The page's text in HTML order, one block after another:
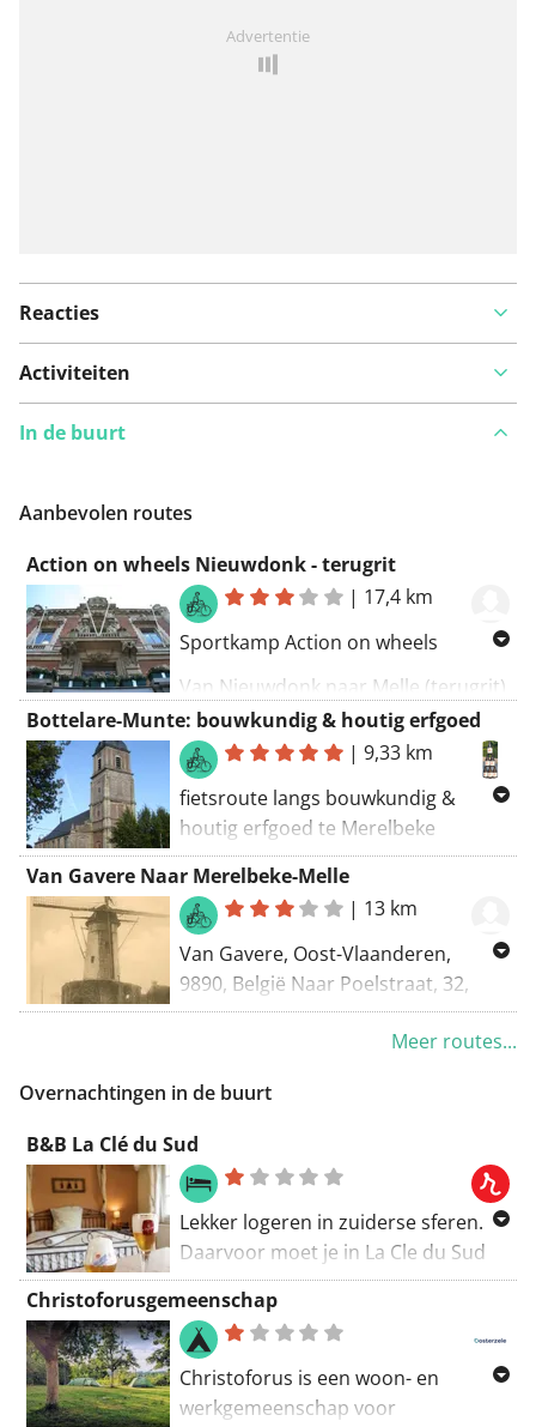
Advertentie
Reacties
Activiteiten
In de buurt
Aanbevolen routes
Action on wheels Nieuwdonk - terugrit
| 17,4 km
Sportkamp Action on wheels
Van Nieuwdonk naar Melle (terugrit)
Routering Recreatief fietsen -
mooiste
Bottelare-Munte: bouwkundig & houtig erfgoed
|9,33 km
fietsroute langs bouwkundig &
houtig erfgoed te Merelbeke
(Bottelare & Munte)
Van Gavere Naar Merelbeke-Melle
| 13 km
Van Gavere, Oost-Vlaanderen,
9890, België Naar Poelstraat, 32,
Merelbeke-Melle, Oost-Vlaanderen,
9820, België Routering: Recreatief
Meer routes...
Overnachtingen in de buurt
B&B La Clé du Sud
Lekker logeren in zuiderse sferen.
Daarvoor moet je in La Cle du Sud
zijn. 'Dit is geen klein bier' belooft
het arrangement, en dat blijkt ook.
Laat je leiden door het
gedetailleerde bierplan, geniet van
bierdegustaties en een thematisch
Christoforusgemeenschap
Christoforus is een woon- en
werkgemeenschap voor